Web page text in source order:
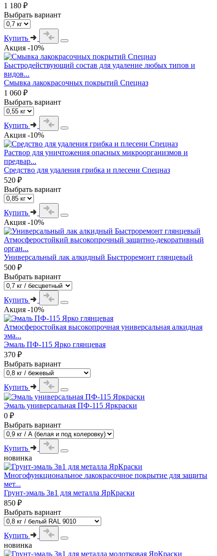
1 180 ₽
Выбрать вариант
Купить
Акция -10%
Быстродействующий состав для удаление любых типов и
видов...
Смывка лакокрасочных покрытий Спецназ
1 060 ₽
Выбрать вариант
Купить
Акция -10%
Раствор для уничтожения опасных микроорганизмов и
предвар...
Средство для удаления грибка и плесени Спецназ
520 ₽
Выбрать вариант
Купить
Акция -10%
Атмосферостойкий высокопрочный защитно-декоративный
орган...
Универсальный лак алкидный Быстроремонт глянцевый
500 ₽
Выбрать вариант
Купить
Акция -10%
Атмосферостойкая высокопрочная универсальная алкидная
эма...
Эмаль ПФ-115 Ярко глянцевая
370 ₽
Выбрать вариант
Купить
Эмаль универсальная ПФ-115 Яркраски
0 ₽
Выбрать вариант
Купить
новинка
Многофункциональное лакокрасочное покрытие для защиты
мет...
Грунт-эмаль 3в1 для металла ЯрКраски
850 ₽
Выбрать вариант
Купить
новинка